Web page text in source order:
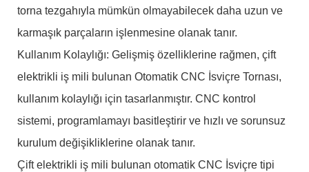
torna tezgahıyla mümkün olmayabilecek daha uzun ve
karmaşık parçaların işlenmesine olanak tanır.
Kullanım Kolaylığı: Gelişmiş özelliklerine rağmen, çift
elektrikli iş mili bulunan Otomatik CNC İsviçre Tornası,
kullanım kolaylığı için tasarlanmıştır. CNC kontrol
sistemi, programlamayı basitleştirir ve hızlı ve sorunsuz
kurulum değişikliklerine olanak tanır.
Çift elektrikli iş mili bulunan otomatik CNC İsviçre tipi